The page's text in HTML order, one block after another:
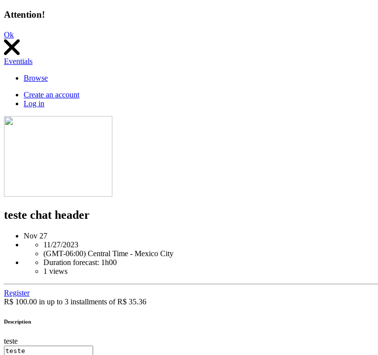
Attention!
Ok
Eventials
Browse
Create an account
Log in
teste chat header
Nov 27
11/27/2023
(GMT-06:00) Central Time - Mexico City
Duration forecast: 1h00
1 views
Register
R$ 100.00 in up to 3 installments of R$ 35.36
Description
teste